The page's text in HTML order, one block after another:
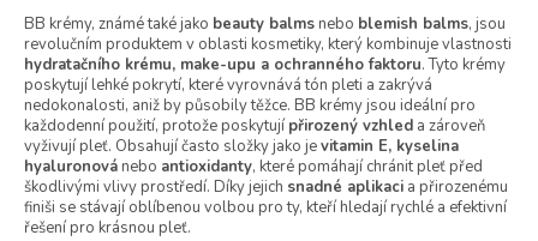
BB krémy, známé také jako beauty balms nebo blemish balms, jsou
revolučním produktem v oblasti kosmetiky, který kombinuje vlastnosti
hydratačního krému, make-upu a ochranného faktoru. Tyto krémy
poskytují lehké pokrytí, které vyrovnává tón pleti a zakrývá
nedokonalosti, aniž by působily těžce. BB krémy jsou ideální pro
každodenní použití, protože poskytují přirozený vzhled a zároveň
vyživují pleť. Obsahují často složky jako jevitamin E, kyselina
hyaluronová nebo antioxidanty, které pomáhají chránit pleť před
škodlivými vlivy prostředí. Díky jejich snadné aplikaci a přirozenému
finiši se stávají oblíbenou volbou pro ty, kteří hledají rychlé a efektivní
řešení pro krásnou pleť.